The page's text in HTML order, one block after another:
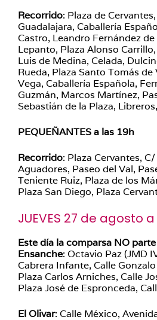
Recorrido: Plaza de
Guadalajara, Caballería
Castro, Leandro Fernández
Lepanto, Plaza Alonso
Luis de Medina, Celada,
Rueda, Plaza Santo Tomás
Vega, Caballería Española,
Guzmán, Marcos Martínez,
Sebastián de la Plaza,
PEQUEÑANTES a las 19h
Recorrido: Plaza Cervantes,
Aguadores, Paseo del Val,
Teniente Ruiz, Plaza de los
Plaza San Diego, Plaza
JUEVES 27 de agosto a
Este día la comparsa NO
Ensanche: Octavio Paz (JMD
Cabrera Infante, Calle
Plaza Carlos Arniches, Calle
Plaza José de Espronceda,
El Olivar: Calle México,